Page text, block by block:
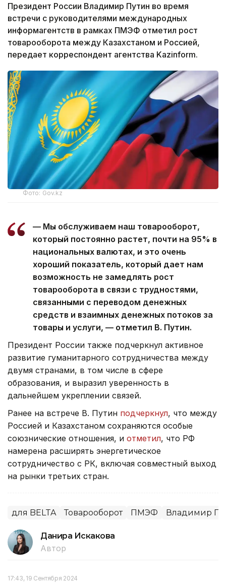
Президент России Владимир Путин во время
встречи с руководителями международных
информагентств в рамках ПМЭФ отметил рост
товарооборота между Казахстаном и Россией,
передает корреспондент агентства Kazinform.
Фото: Gov.kz
— Мы обслуживаем наш товарооборот,
который постоянно растет, почти на 95% в
национальных валютах, и это очень
хороший показатель, который дает нам
возможность не замедлять рост
товарооборота в связи с трудностями,
связанными с переводом денежных
средств и взаимных денежных потоков за
товары и услуги, — отметил В. Путин.
Президент России также подчеркнул активное
развитие гуманитарного сотрудничества между
двумя странами, в том числе в сфере
образования, и выразил уверенность в
дальнейшем укреплении связей.
Ранее на встрече В. Путин подчеркнул, что между
Россией и Казахстаном сохраняются особые
союзнические отношения, и отметил, что РФ
намерена расширять энергетическое
сотрудничество с РК, включая совместный выход
на рынки третьих стран.
для BELTA Товарооборот ПМЭФ Владимир
Данира Искакова
Автор
17:43, 19 Сентября 2024